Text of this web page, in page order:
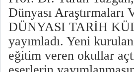
Dünyası
DÜNYASI TARİH
yayımladı. Yeni
eğitim veren okullar